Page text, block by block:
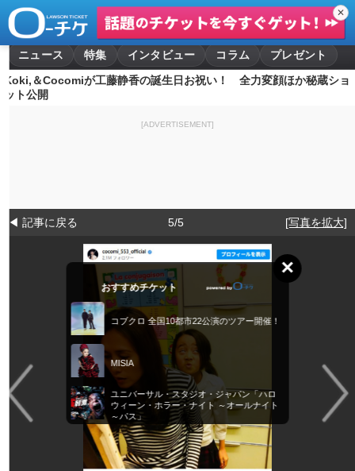
✕
ニュース 特集 インタビュー コラム
プレゼント
Koki,＆Cocomiが工藤静香の誕生日お祝い！ 全力変顔ほか秘蔵ショ
ット公開
[ADVERTISEMENT]
◀ 記事に戻る 5/5 [写真を拡大]
×
おすすめチケット
コブクロ 全国10都市22公演のツアー開催！
MISIA
ユニバーサル・スタジオ・ジャパン「ハロ
ウィーン・ホラー・ナイト ～オールナイト
～パス」